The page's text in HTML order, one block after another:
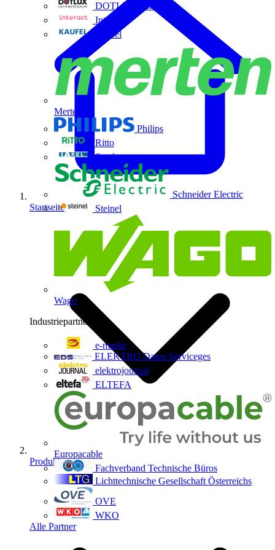
DOTLUX GmbH
Interact
Kaufel
Merten
Philips
Ritto
Sarel
Schneider Electric
Steinel
Wago
Industriepartner
e-marke
ELEKTRO Daten Serviceges
elektrojournal
ELTEFA
Europacable
Fachverband Technische Büros
Lichttechnische Gesellschaft Österreichs
OVE
WKO
Alle Partner
Startseite
Produkte